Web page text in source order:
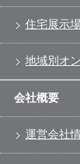
住宅展示
地域別オ
会社概要
運営会社